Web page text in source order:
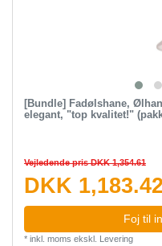
[Bundle] Fadølshane,
elegant, "top kvalitet!"
Vejledende pris DKK 1,354.61
DKK
Foj til
* inkl. moms ekskl. Levering